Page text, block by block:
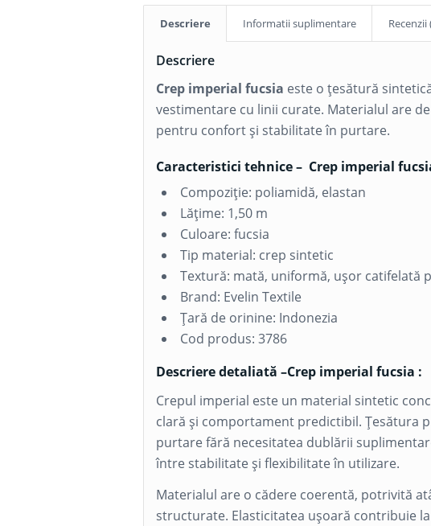
Descriere Informatii suplimentare Recenzii
Descriere
Crep imperial fucsia este o țesătură
vestimentare cu linii curate. Materialul are
pentru confort și stabilitate în purtare.
Caracteristici tehnice – Crep imperial
Compoziție: poliamidă, elastan
Lățime: 1,50 m
Culoare: fucsia
Tip material: crep sintetic
Textură: mată, uniformă, ușor catifelată
Brand: Evelin Textile
Țară de orinine: Indonezia
Cod produs: 3786
Descriere detaliată –Crep imperial fucsia :
Crepul imperial este un material sintetic
clară și comportament predictibil. Țesătura
purtare fără necesitatea dublării
între stabilitate și flexibilitate în utilizare.
Materialul are o cădere coerentă, potrivită
structurate. Elasticitatea ușoară contribuie